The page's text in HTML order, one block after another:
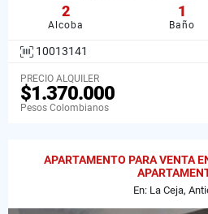
2
Alcoba
1
Baño
10013141
PRECIO ALQUILER
$1.370.000
Pesos Colombianos
APARTAMENTO PARA VENTA
En: La Ceja,